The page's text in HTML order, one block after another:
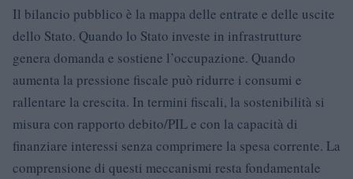
Il bilancio pubblico è la mappa delle entrate e delle uscite
dello Stato. Quando lo Stato investe in infrastrutture
genera domanda e sostiene l’occupazione. Quando
aumenta la pressione fiscale può ridurre i consumi e
rallentare la crescita. In termini fiscali, la sostenibilità si
misura con rapporto debito/PIL e con la capacità di
finanziare interessi senza comprimere la spesa corrente. La
comprensione di questi meccanismi resta fondamentale